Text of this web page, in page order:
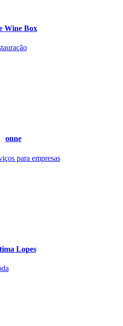
Wine Box
onne
para empresas
Lopes